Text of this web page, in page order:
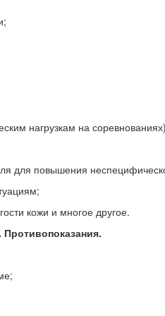
нагрузкам на
для повышения
кожи и многое другое.
Противопоказания.